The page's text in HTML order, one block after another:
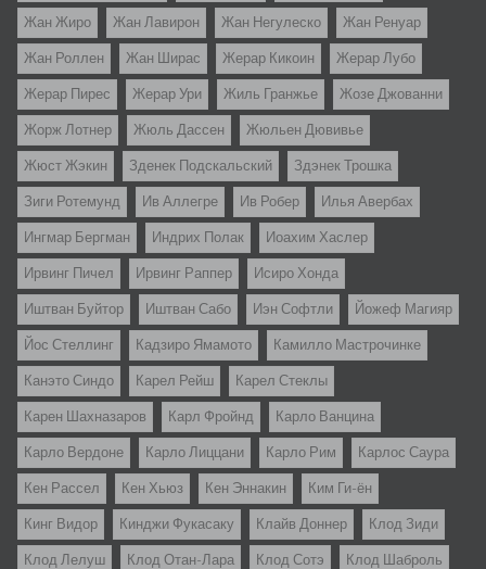
Жан Жиро Жан Лавирон Жан Негулеско Жан Ренуар
Жан Роллен Жан Ширас Жерар Кикоин Жерар Лубо
Жерар Пирес Жерар Ури Жиль Гранжье Жозе Джованни
Жорж Лотнер Жюль Дассен Жюльен Дювивье
Жюст Жэкин Зденек Подскальский Здэнек Трошка
Зиги Ротемунд Ив Аллегре Ив Робер Илья Авербах
Ингмар Бергман Индрих Полак Иоахим Хаслер
Ирвинг Пичел Ирвинг Раппер Исиро Хонда
Иштван Буйтор Иштван Сабо Иэн Софтли Йожеф Магияр
Йос Стеллинг Кадзиро Ямамото Камилло Мастрочинке
Канэто Синдо Карел Рейш Карел Стеклы
Карен Шахназаров Карл Фройнд Карло Ванцина
Карло Вердоне Карло Лиццани Карло Рим Карлос Саура
Кен Рассел Кен Хьюз Кен Эннакин Ким Ги-ён
Кинг Видор Кинджи Фукасаку Клайв Доннер Клод Зиди
Клод Лелуш Клод Отан-Лара Клод Сотэ Клод Шаброль